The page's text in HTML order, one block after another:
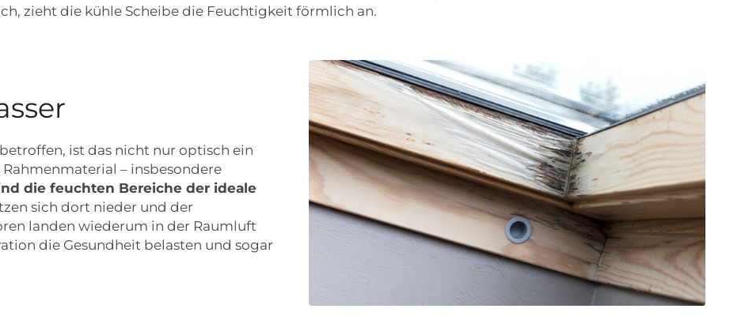
zieht die kühle Scheibe die Feuchtigkeit förmlich an.
ist das nicht nur optisch ein
– insbesondere
die feuchten Bereiche der ideale
sich dort nieder und der
landen wiederum in der Raumluft
die Gesundheit belasten und sogar